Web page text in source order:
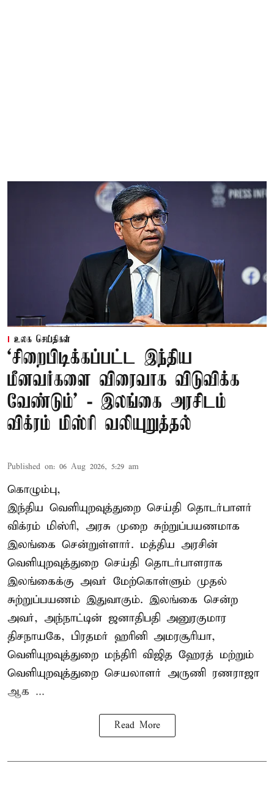
உலக செய்திகள்
‘சிறைபிடிக்கப்பட்ட இந்திய
மீனவர்களை விரைவாக விடுவிக்க
வேண்டும்' - இலங்கை அரசிடம்
விக்ரம் மிஸ்ரி வலியுறுத்தல்
Published on: 06 Aug 2026, 5:29 am
கொழும்பு,
இந்திய வெளியுறவுத்துறை செய்தி தொடர்பாளர்
விக்ரம் மிஸ்ரி, அரசு முறை சுற்றுப்பயணமாக
இலங்கை சென்றுள்ளார். மத்திய அரசின்
வெளியுறவுத்துறை செய்தி தொடர்பாளராக
இலங்கைக்கு அவர் மேற்கொள்ளும் முதல்
சுற்றுப்பயணம் இதுவாகும். இலங்கை சென்ற
அவர், அந்நாட்டின் ஜனாதிபதி அனுரகுமார
திசநாயகே, பிரதமர் ஹரினி அமரசூரியா,
வெளியுறவுத்துறை மந்திரி விஜித ஹேரத் மற்றும்
வெளியுறவுத்துறை செயலாளர் அருணி ரணராஜா
ஆக ...
Read More